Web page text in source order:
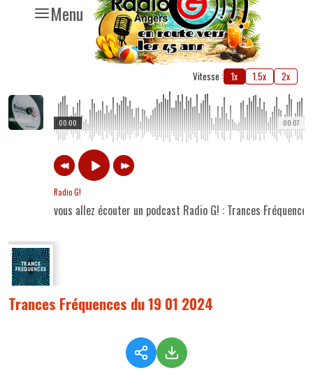
Menu
Vitesse : 1x 1.5x 2x
00:07
00:00
Radio G!
vous allez écouter un podcast Radio G! : Trances
Trances Fréquences du 19 01 2024